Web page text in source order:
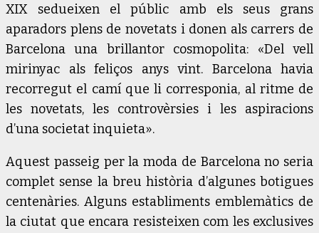
XIX sedueixen el públic amb els seus grans
aparadors plens de novetats i donen als carrers de
Barcelona una brillantor cosmopolita: «Del vell
mirinyac als feliços anys vint. Barcelona havia
recorregut el camí que li corresponia, al ritme de
les novetats, les controvèrsies i les aspiracions
d’una societat inquieta».
Aquest passeig per la moda de Barcelona no seria
complet sense la breu història d’algunes botigues
centenàries. Alguns establiments emblemàtics de
la ciutat que encara resisteixen com les exclusives